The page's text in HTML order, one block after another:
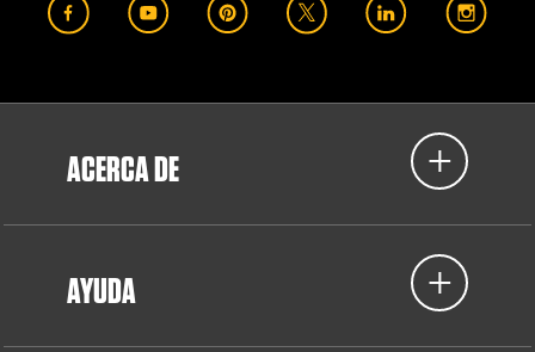
ACERCA DE
AYUDA